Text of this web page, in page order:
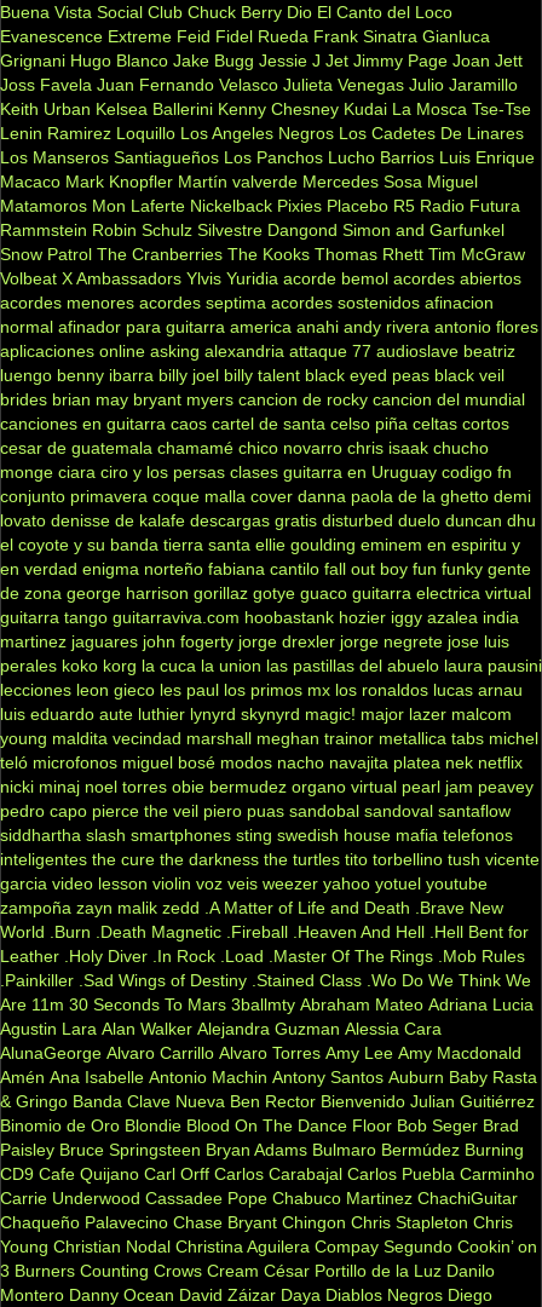
Buena Vista Social Club Chuck Berry Dio El Canto del Loco
Evanescence Extreme Feid Fidel Rueda Frank Sinatra Gianluca
Grignani Hugo Blanco Jake Bugg Jessie J Jet Jimmy Page Joan Jett
Joss Favela Juan Fernando Velasco Julieta Venegas Julio Jaramillo
Keith Urban Kelsea Ballerini Kenny Chesney Kudai La Mosca Tse-Tse
Lenin Ramirez Loquillo Los Angeles Negros Los Cadetes De Linares
Los Manseros Santiagueños Los Panchos Lucho Barrios Luis Enrique
Macaco Mark Knopfler Martín valverde Mercedes Sosa Miguel
Matamoros Mon Laferte Nickelback Pixies Placebo R5 Radio Futura
Rammstein Robin Schulz Silvestre Dangond Simon and Garfunkel
Snow Patrol The Cranberries The Kooks Thomas Rhett Tim McGraw
Volbeat X Ambassadors Ylvis Yuridia acorde bemol acordes abiertos
acordes menores acordes septima acordes sostenidos afinacion
normal afinador para guitarra america anahi andy rivera antonio flores
aplicaciones online asking alexandria attaque 77 audioslave beatriz
luengo benny ibarra billy joel billy talent black eyed peas black veil
brides brian may bryant myers cancion de rocky cancion del mundial
canciones en guitarra caos cartel de santa celso piña celtas cortos
cesar de guatemala chamamé chico novarro chris isaak chucho
monge ciara ciro y los persas clases guitarra en Uruguay codigo fn
conjunto primavera coque malla cover danna paola de la ghetto demi
lovato denisse de kalafe descargas gratis disturbed duelo duncan dhu
el coyote y su banda tierra santa ellie goulding eminem en espiritu y
en verdad enigma norteño fabiana cantilo fall out boy fun funky gente
de zona george harrison gorillaz gotye guaco guitarra electrica virtual
guitarra tango guitarraviva.com hoobastank hozier iggy azalea india
martinez jaguares john fogerty jorge drexler jorge negrete jose luis
perales koko korg la cuca la union las pastillas del abuelo laura pausini
lecciones leon gieco les paul los primos mx los ronaldos lucas arnau
luis eduardo aute luthier lynyrd skynyrd magic! major lazer malcom
young maldita vecindad marshall meghan trainor metallica tabs michel
teló microfonos miguel bosé modos nacho navajita platea nek netflix
nicki minaj noel torres obie bermudez organo virtual pearl jam peavey
pedro capo pierce the veil piero puas sandobal sandoval santaflow
siddhartha slash smartphones sting swedish house mafia telefonos
inteligentes the cure the darkness the turtles tito torbellino tush vicente
garcia video lesson violin voz veis weezer yahoo yotuel youtube
zampoña zayn malik zedd .A Matter of Life and Death
.Brave New
World
.Burn .Death Magnetic .Fireball .Heaven And Hell .Hell Bent for
Leather .Holy Diver .In Rock .Load .Master Of The Rings .Mob Rules
.Painkiller .Sad Wings of Destiny .Stained Class .Wo Do We Think We
Are 11m 30 Seconds To Mars 3ballmty Abraham Mateo Adriana Lucia
Agustin Lara Alan Walker Alejandra Guzman Alessia Cara
AlunaGeorge Alvaro Carrillo Alvaro Torres Amy Lee Amy Macdonald
Amén Ana Isabelle Antonio Machin Antony Santos Auburn Baby Rasta
& Gringo Banda Clave Nueva Ben Rector Bienvenido Julian Guitiérrez
Binomio de Oro Blondie Blood On The Dance Floor Bob Seger Brad
Paisley Bruce Springsteen Bryan Adams Bulmaro Bermúdez Burning
CD9 Cafe Quijano Carl Orff Carlos Carabajal Carlos Puebla Carminho
Carrie Underwood Cassadee Pope Chabuco Martinez ChachiGuitar
Chaqueño Palavecino Chase Bryant Chingon Chris Stapleton Chris
Young Christian Nodal Christina Aguilera Compay Segundo Cookin’ on
3 Burners Counting Crows Cream César Portillo de la Luz Danilo
Montero Danny Ocean David Záizar Daya Diablos Negros Diego